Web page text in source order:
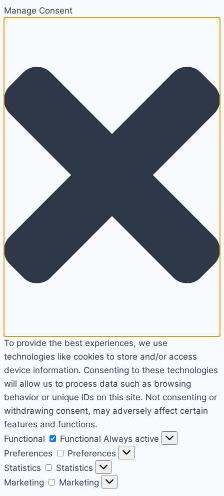
Manage Consent
To provide the best experiences, we use
technologies like cookies to store and/or access
device information. Consenting to these technologies
will allow us to process data such as browsing
behavior or unique IDs on this site. Not consenting or
withdrawing consent, may adversely affect certain
features and functions.
Functional
Functional Always active
Preferences
Preferences
Statistics
Statistics
Marketing
Marketing